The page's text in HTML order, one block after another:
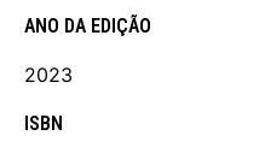
ANO DA EDIÇÃO
2023
ISBN